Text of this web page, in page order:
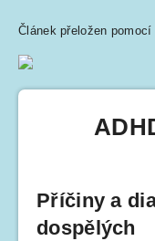
Článek přeložen
Příčiny a
dospělých